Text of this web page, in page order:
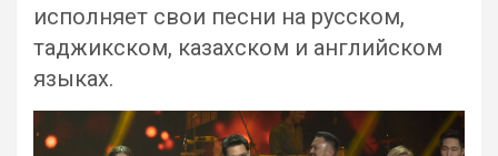
исполняет свои песни на русском,
таджикском, казахском и английском
языках.